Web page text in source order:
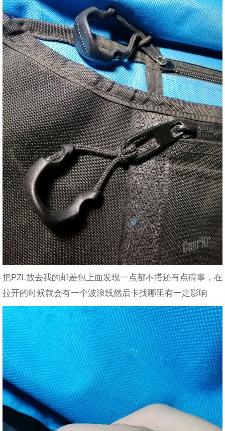
把PZL放去我的邮差包上面发现一点都不搭还有点碍事，在
拉开的时候就会有一个波浪线然后卡找哪里有一定影响